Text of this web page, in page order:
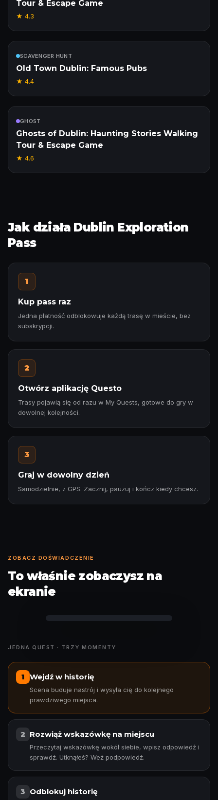
Tour & Escape Game
★ 4.3
SCAVENGER HUNT
Old Town Dublin: Famous Pubs
★ 4.4
GHOST
Ghosts of Dublin: Haunting Stories Walking
Tour & Escape Game
★ 4.6
Jak działa Dublin Exploration
Pass
1
Kup pass raz
Jedna płatność odblokowuje każdą trasę w mieście, bez
subskrypcji.
2
Otwórz aplikację Questo
Trasy pojawią się od razu w My Quests, gotowe do gry w
dowolnej kolejności.
3
Graj w dowolny dzień
Samodzielnie, z GPS. Zacznij, pauzuj i kończ kiedy chcesz.
ZOBACZ DOŚWIADCZENIE
To właśnie zobaczysz na
ekranie
JEDNA QUEST · TRZY MOMENTY
1 Wejdź w historię
Scena buduje nastrój i wysyła cię do kolejnego
prawdziwego miejsca.
2 Rozwiąż wskazówkę na miejscu
Przeczytaj wskazówkę wokół siebie, wpisz odpowiedź i
sprawdź. Utknąłeś? Weź podpowiedź.
3 Odblokuj historię